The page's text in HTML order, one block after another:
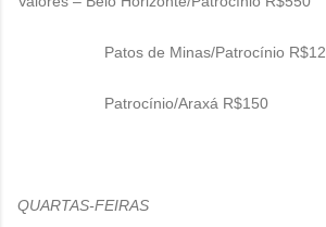
Patos de Minas/Patrocínio
Patrocínio/Araxá R$150
QUARTAS-FEIRAS